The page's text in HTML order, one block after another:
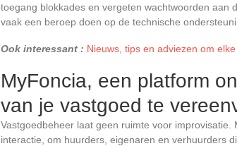
toegang blokkades en vergeten wachtwoorden aan
vaak een beroep doen op de technische
Ook interessant : Nieuws, tips en adviezen om
MyFoncia, een platform
van je vastgoed te
Vastgoedbeheer laat geen ruimte voor
interactie, om huurders, eigenaren en verhuurders